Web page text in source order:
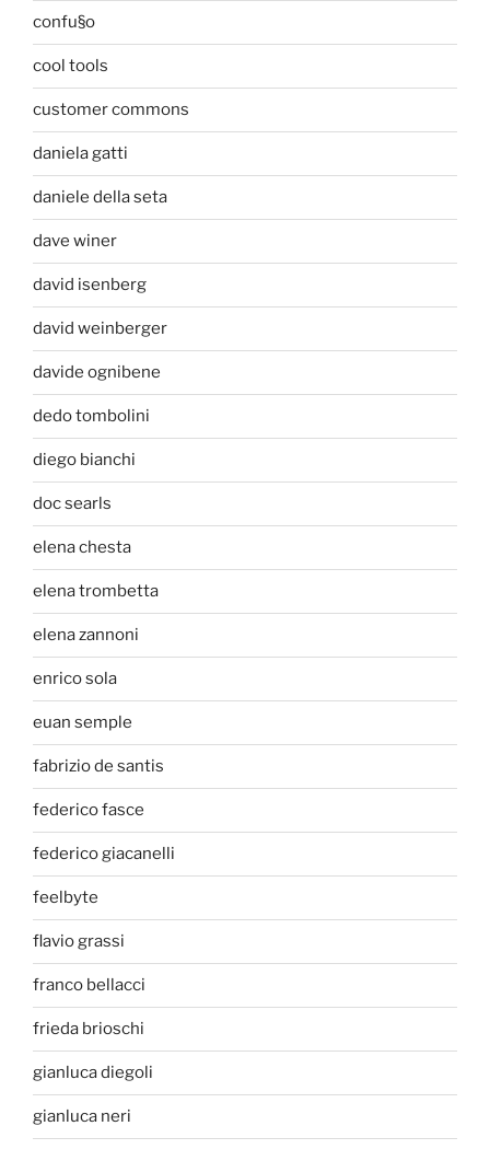
confu§o
cool tools
customer commons
daniela gatti
daniele della seta
dave winer
david isenberg
david weinberger
davide ognibene
dedo tombolini
diego bianchi
doc searls
elena chesta
elena trombetta
elena zannoni
enrico sola
euan semple
fabrizio de santis
federico fasce
federico giacanelli
feelbyte
flavio grassi
franco bellacci
frieda brioschi
gianluca diegoli
gianluca neri